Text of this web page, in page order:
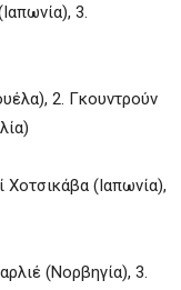
3.
2. Γκουντρούν
Χοτσικάβα (Ιαπωνία),
(Νορβηγία), 3.